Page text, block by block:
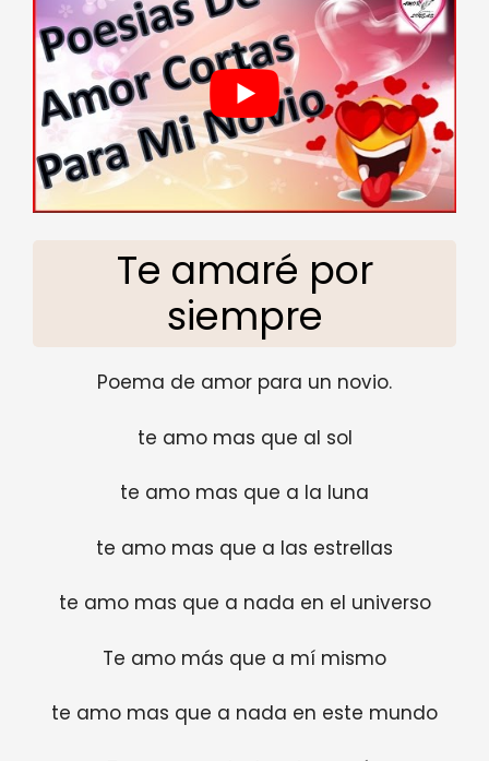
Te amaré por
siempre
Poema de amor para un novio.
te amo mas que al sol
te amo mas que a la luna
te amo mas que a las estrellas
te amo mas que a nada en el universo
Te amo más que a mí mismo
te amo mas que a nada en este mundo